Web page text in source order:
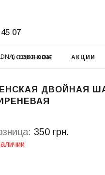
07
LOOKBOOK АКЦИИ
- сиреневая
ДВОЙНАЯ
350 грн.